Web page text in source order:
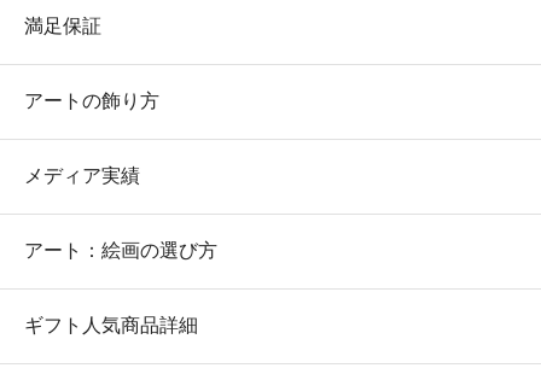
満足保証
アートの飾り方
メディア実績
アート：絵画の選び方
ギフト人気商品詳細